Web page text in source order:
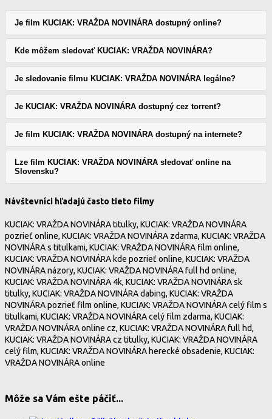
Je film KUCIAK: VRAŽDA NOVINÁRA dostupný online?
Kde môžem sledovať KUCIAK: VRAŽDA NOVINÁRA?
Je sledovanie filmu KUCIAK: VRAŽDA NOVINÁRA legálne?
Je KUCIAK: VRAŽDA NOVINÁRA dostupný cez torrent?
Je film KUCIAK: VRAŽDA NOVINÁRA dostupný na internete?
Lze film KUCIAK: VRAŽDA NOVINÁRA sledovať online na
Slovensku?
Návštevníci hľadajú často tieto filmy
KUCIAK: VRAŽDA NOVINÁRA titulky, KUCIAK: VRAŽDA NOVINÁRA
pozrieť online, KUCIAK: VRAŽDA NOVINÁRA zdarma, KUCIAK: VRAŽDA
NOVINÁRA s titulkami, KUCIAK: VRAŽDA NOVINÁRA film online,
KUCIAK: VRAŽDA NOVINÁRA kde pozrieť online, KUCIAK: VRAŽDA
NOVINÁRA názory, KUCIAK: VRAŽDA NOVINÁRA full hd online,
KUCIAK: VRAŽDA NOVINÁRA 4k, KUCIAK: VRAŽDA NOVINÁRA sk
titulky, KUCIAK: VRAŽDA NOVINÁRA dabing, KUCIAK: VRAŽDA
NOVINÁRA pozrieť film online, KUCIAK: VRAŽDA NOVINÁRA celý film s
titulkami, KUCIAK: VRAŽDA NOVINÁRA celý film zdarma, KUCIAK:
VRAŽDA NOVINÁRA online cz, KUCIAK: VRAŽDA NOVINÁRA full hd,
KUCIAK: VRAŽDA NOVINÁRA cz titulky, KUCIAK: VRAŽDA NOVINÁRA
celý film, KUCIAK: VRAŽDA NOVINÁRA herecké obsadenie, KUCIAK:
VRAŽDA NOVINÁRA online
Môže sa Vám ešte páčiť...